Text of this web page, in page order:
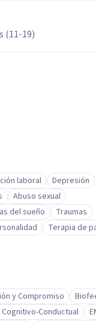
(11-19)
laboral
Depresión
Abuso sexual
del sueño
Traumas
Terapia de
y Compromiso
Conductual